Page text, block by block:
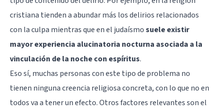
cristiana tienden a abundar más los delirios relacionados
con la culpa mientras que en el judaísmosuele existir
mayor experiencia alucinatoria nocturna asociada a la
vinculación de la noche con espíritus.
Eso sí, muchas personas con este tipo de problema no
tienen ninguna creencia religiosa concreta, con lo que no en
todos va a tener un efecto. Otros factores relevantes son el